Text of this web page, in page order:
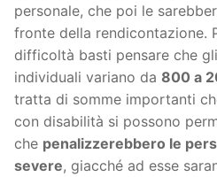
personale, che poi le
fronte della rendicontazione.
difficoltà basti pensare che
individuali variano da 800 a
tratta di somme importanti
con disabilità si possono
che penalizzerebbero le
severe, giacché ad esse